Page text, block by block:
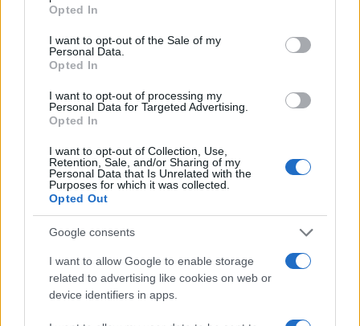
use your data for below specified purposes in below Google
consent section.
Opted In
I want to opt-out of the Sale of my
Personal Data.
Opted In
I want to opt-out of processing my
Personal Data for Targeted Advertising.
Opted In
I want to opt-out of Collection, Use,
Retention, Sale, and/or Sharing of my
Personal Data that Is Unrelated with the
Purposes for which it was collected.
Opted Out
Google consents
I want to allow Google to enable storage
related to advertising like cookies on web or
device identifiers in apps.
ΣΑΝ ΣΗΜΕΡΑ – 7 Αυγούστου 626: Η
Κωνσταντινούπολη σώζεται από
Αβάρους και Πέρσες
βομβαρδιστικό H-6N με τον πυρηνικό
βαλλιστικό πύραυλο JL-1 εν πτήσει –
Βίντεο